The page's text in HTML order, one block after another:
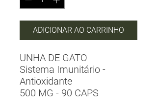
ADICIONAR AO CARRINHO
UNHA DE GATO
Sistema Imunitário -
Antioxidante
500 MG - 90 CAPS